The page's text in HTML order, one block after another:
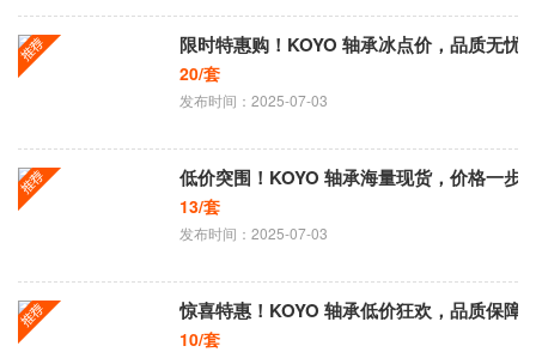
限时特惠购！KOYO 轴承冰点价，品质无忧
20/套
发布时间：2025-07-03
低价突围！KOYO 轴承海量现货，价格一步
13/套
发布时间：2025-07-03
惊喜特惠！KOYO 轴承低价狂欢，品质保障
10/套